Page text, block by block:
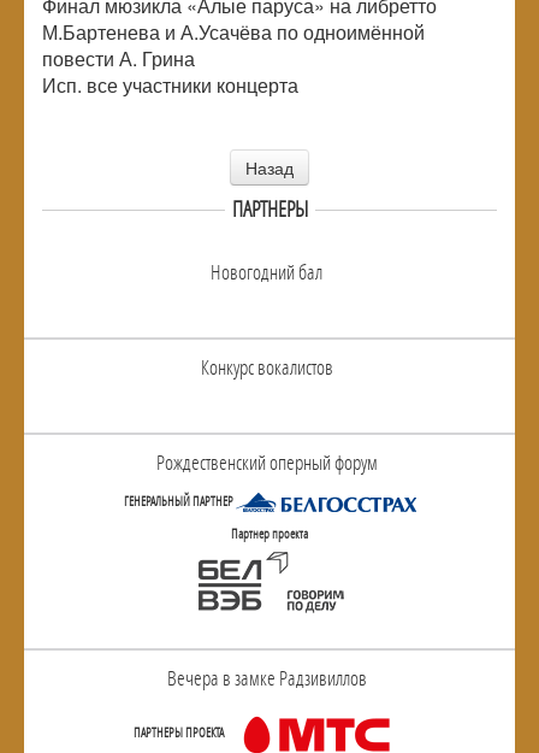
М.Бартенева и А.Усачёва по одноимённой
повести А. Грина
Исп. все участники концерта
Назад
ПАРТНЕРЫ
Новогодний бал
Конкурс вокалистов
Рождественский оперный форум
ГЕНЕРАЛЬНЫЙ ПАРТНЕР
Партнер проекта
Вечера в замке Радзивиллов
ПАРТНЕРЫ ПРОЕКТА